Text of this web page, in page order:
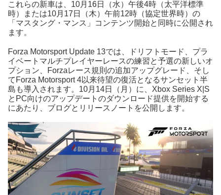
これらの新車は、10月16日（水）午後4時（太平洋標準
時）または10月17日（木）午前12時（協定世界時）の
「マスタング・マンス」コンテンツ開始と同時に公開され
ます。
Forza Motorsport Update 13では、ドリフトモード、プラ
イベートマルチプレイヤーレースの練習と予選の新しいオ
プション、Forzaレース規則の追加アップグレード、そし
てForza Motorsport 4以来待望の復活となるサンセット半
島も導入されます。10月14日（月）に、Xbox Series X|S
とPC向けのアップデートのダウンロード提供を開始する
にあたり、ブログとリリースノートを公開します。